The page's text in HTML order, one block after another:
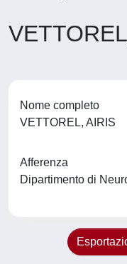
Nome completo
VETTOREL, AIRIS
Afferenza
Dipartimento di